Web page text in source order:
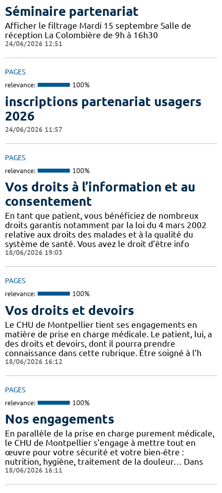
Séminaire partenariat
Afficher le filtrage Mardi 15 septembre Salle de
réception La Colombière de 9h à 16h30
24/06/2026 12:51
PAGES
relevance: 100%
inscriptions partenariat usagers
2026
24/06/2026 11:57
PAGES
relevance: 100%
Vos droits à l’information et au
consentement
En tant que patient, vous bénéficiez de nombreux
droits garantis notamment par la loi du 4 mars 2002
relative aux droits des malades et à la qualité du
système de santé. Vous avez le droit d’être info
18/06/2026 19:03
PAGES
relevance: 100%
Vos droits et devoirs
Le CHU de Montpellier tient ses engagements en
matière de prise en charge médicale. Le patient, lui, a
des droits et devoirs, dont il pourra prendre
connaissance dans cette rubrique. Être soigné à l’h
18/06/2026 16:12
PAGES
relevance: 100%
Nos engagements
En parallèle de la prise en charge purement médicale,
le CHU de Montpellier s'engage à mettre tout en
œuvre pour votre sécurité et votre bien-être :
nutrition, hygiène, traitement de la douleur… Dans
18/06/2026 16:11